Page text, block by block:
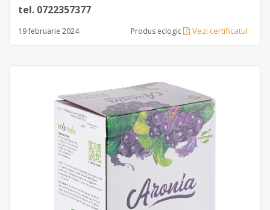
tel. 0722357377
19 februarie 2024 Produs eclogic Vezi certificatul